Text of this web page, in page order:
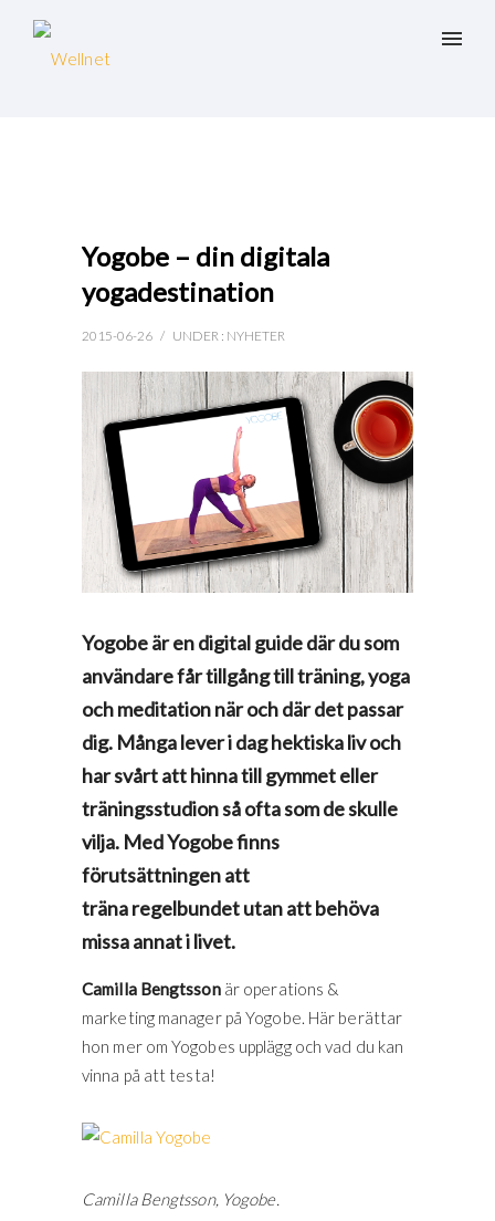
Yogobe – din digitala
yogadestination
2015-06-26 / UNDER : NYHETER
Yogobe är en digital guide där du som
användare får tillgång till träning, yoga
och meditation när och där det passar
dig. Många lever i dag hektiska liv och
har svårt att hinna till gymmet eller
träningsstudion så ofta som de skulle
vilja. Med Yogobe finns
förutsättningen att
träna regelbundet utan att behöva
missa annat i livet.
Camilla Bengtssonär operations &
marketing manager på Yogobe. Här berättar
hon mer om Yogobes upplägg och vad du kan
vinna på att testa!
Camilla Bengtsson, Yogobe.